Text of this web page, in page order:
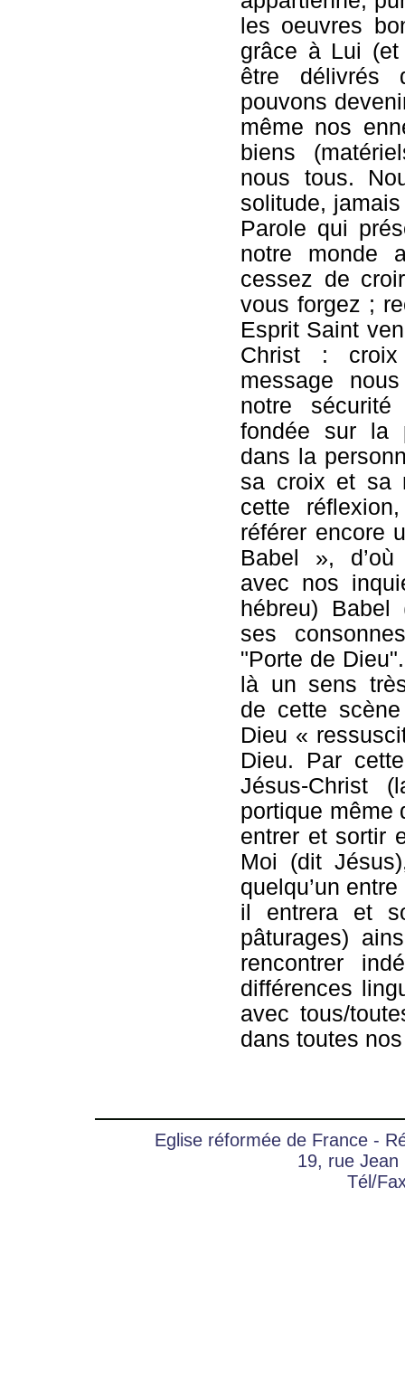
les oeuvres
grâce à Lui
être délivrés
pouvons
même nos
biens
nous tous.
solitude,
Parole qui
notre monde
cessez de
vous forgez ;
Esprit Saint
Christ :
message
notre
fondée sur la
dans la
sa croix et sa
cette
référer encore
Babel »,
avec nos
hébreu)
ses
"Porte de
là un sens
de cette
Dieu «
Dieu. Par
Jésus-Christ
portique même
entrer et sortir
Moi (dit
quelqu’un
il entrera et
pâturages)
rencontrer
différences
avec tous/
dans toutes
Eglise réformée de France -
19, rue Jean
Tél/